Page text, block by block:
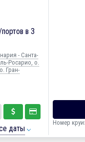
в 3
- Санта-
Росарио, о.
Гран-
даты
Номер